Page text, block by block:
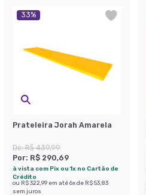
33%
Prateleira Jorah Amarela
De:R$ 439,99
Por: R$ 290,69
à vista com Pix ou 1x no Cartão de
Crédito
ou R$ 322,99 em até6x de R$ 53,83
sem juros